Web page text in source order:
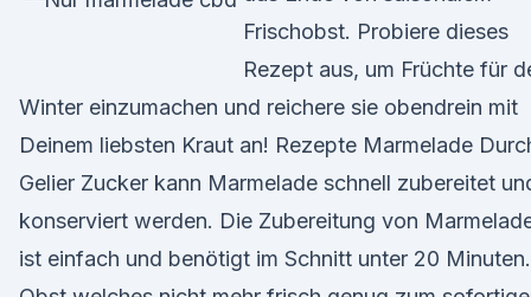
Frischobst. Probiere dieses
Rezept aus, um Früchte für
Winter einzumachen und reichere sie obendrein mit
Deinem liebsten Kraut an! Rezepte Marmelade
Gelier Zucker kann Marmelade schnell zubereitet
konserviert werden. Die Zubereitung von
ist einfach und benötigt im Schnitt unter 20 Minuten.